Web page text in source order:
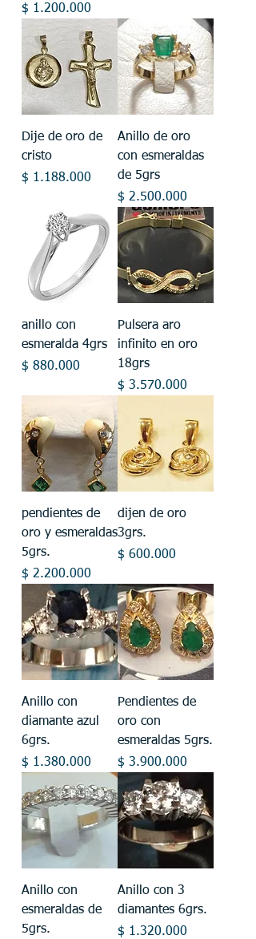
Precio
$ 1.200.000
Dije de oro de
cristo
Precio
$ 1.188.000
Anillo de oro
con esmeraldas
de 5grs
Precio
$ 2.500.000
anillo con
esmeralda 4grs
Precio
$ 880.000
Pulsera aro
infinito en oro
18grs
Precio
$ 3.570.000
pendientes de
oro y esmeraldas
5grs.
Precio
$ 2.200.000
dijen de oro
3grs.
Precio
$ 600.000
Anillo con
diamante azul
6grs.
Precio
$ 1.380.000
Pendientes de
oro con
esmeraldas 5grs.
Precio
$ 3.900.000
Anillo con
esmeraldas de
5grs.
Anillo con 3
diamantes 6grs.
Precio
$ 1.320.000